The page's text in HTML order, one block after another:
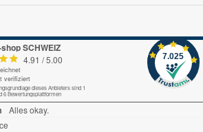
SCHWEIZ
4.91 /5.00
verifiziert
dieses Anbieters sind 1
6 Bewertungsplattformen
7.025
Alles okay.